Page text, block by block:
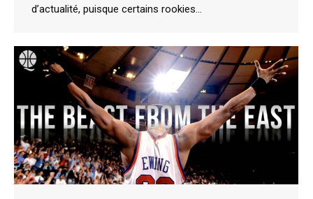
d’actualité, puisque certains rookies…